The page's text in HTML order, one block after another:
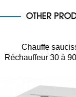
OTHER
Chauffe
Réchauffeur 30 à